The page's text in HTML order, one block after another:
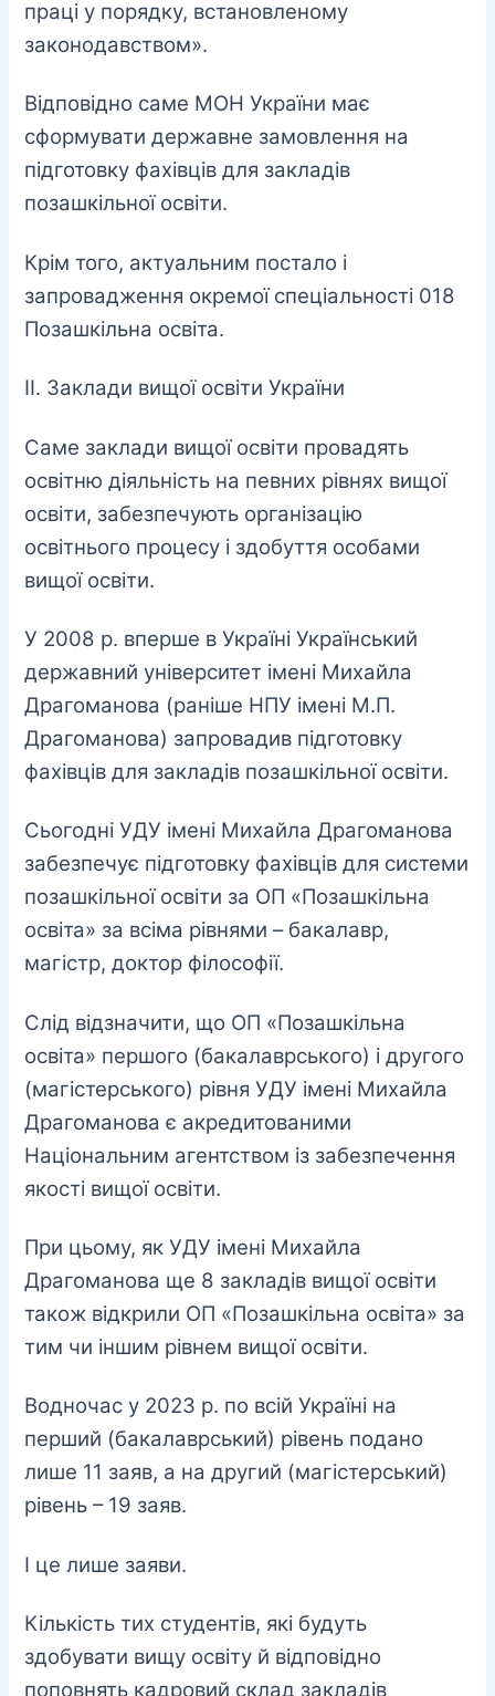
праці у порядку, встановленому
законодавством».
Відповідно саме МОН України має
сформувати державне замовлення на
підготовку фахівців для закладів
позашкільної освіти.
Крім того, актуальним постало і
запровадження окремої спеціальності 018
Позашкільна освіта.
ІІ. Заклади вищої освіти України
Саме заклади вищої освіти провадять
освітню діяльність на певних рівнях вищої
освіти, забезпечують організацію
освітнього процесу і здобуття особами
вищої освіти.
У 2008 р. вперше в Україні Український
державний університет імені Михайла
Драгоманова (раніше НПУ імені М.П.
Драгоманова) запровадив підготовку
фахівців для закладів позашкільної освіти.
Сьогодні УДУ імені Михайла Драгоманова
забезпечує підготовку фахівців для системи
позашкільної освіти за ОП «Позашкільна
освіта» за всіма рівнями – бакалавр,
магістр, доктор філософії.
Слід відзначити, що ОП «Позашкільна
освіта» першого (бакалаврського) і другого
(магістерського) рівня УДУ імені Михайла
Драгоманова є акредитованими
Національним агентством із забезпечення
якості вищої освіти.
При цьому, як УДУ імені Михайла
Драгоманова ще 8 закладів вищої освіти
також відкрили ОП «Позашкільна освіта» за
тим чи іншим рівнем вищої освіти.
Водночас у 2023 р. по всій Україні на
перший (бакалаврський) рівень подано
лише 11 заяв, а на другий (магістерський)
рівень – 19 заяв.
І це лише заяви.
Кількість тих студентів, які будуть
здобувати вищу освіту й відповідно
поповнять кадровий склад закладів